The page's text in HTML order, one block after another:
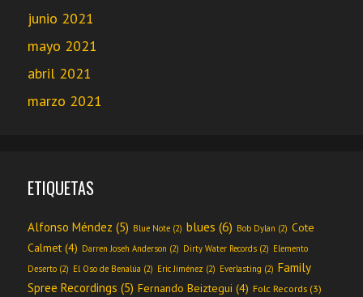
junio 2021
mayo 2021
abril 2021
marzo 2021
ETIQUETAS
Alfonso Méndez (5) Blue Note (2) blues (6) Bob Dylan (2) Cote
Calmet (4) Darren Joseh Anderson (2) Dirty Water Records (2) Elemento
Deserto (2) El Oso de Benalúa (2) Eric Jiménez (2) Everlasting (2) Family
Spree Recordings (5) Fernando Beiztegui (4) Folc Records (3)